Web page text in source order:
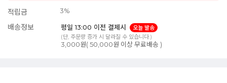
적립금 3%
배송정보 평일 13:00 이전 결제시
오늘 발송
(단, 주문량 증가 시 달라질 수 있습니다.)
3,000원( 50,000원 이상 무료배송 )